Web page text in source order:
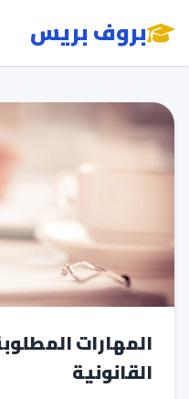
بروف بريس
المهارات
القانونية